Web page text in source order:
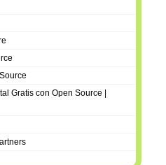
Gratis con Open Source |